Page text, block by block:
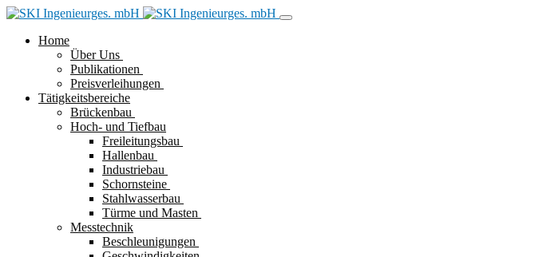
Home
Über Uns
Publikationen
Preisverleihungen
Tätigkeitsbereiche
Brückenbau
Hoch- und Tiefbau
Freileitungsbau
Hallenbau
Industriebau
Schornsteine
Stahlwasserbau
Türme und Masten
Messtechnik
Beschleunigungen